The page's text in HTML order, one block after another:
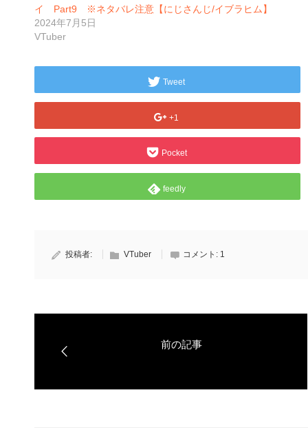
イ Part9 ※ネタバレ注意【にじさんじ/イブラヒム】
2024年7月5日
VTuber
Tweet
+1
Pocket
feedly
投稿者: VTuber コメント: 1